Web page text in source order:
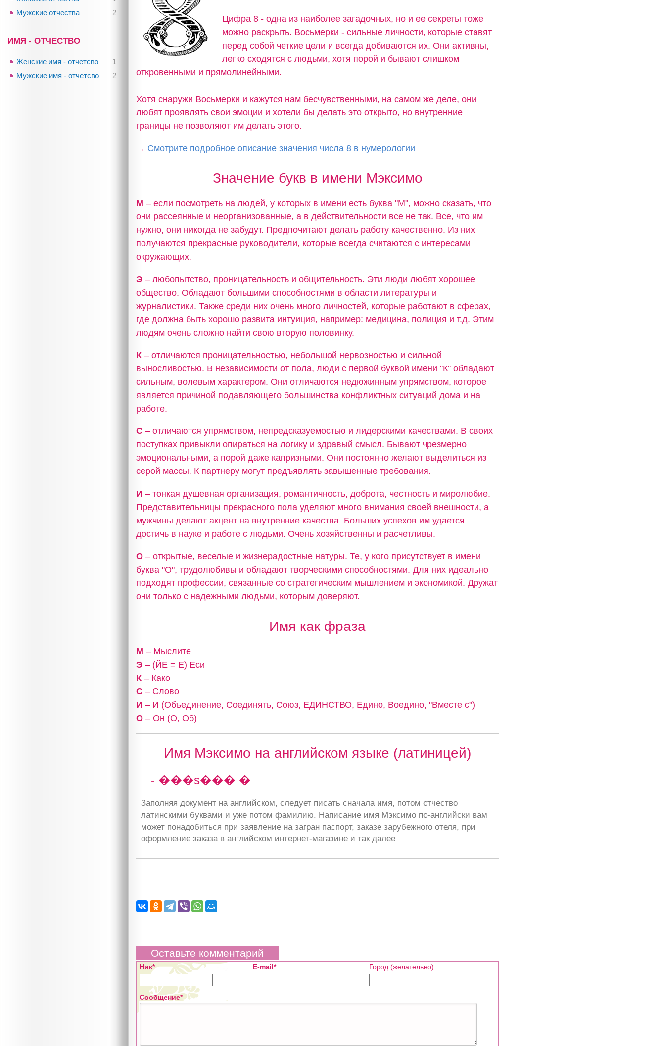
Цифра 8 - одна из наиболее загадочных, но и ее секреты тоже
можно раскрыть. Восьмерки - сильные личности, которые ставят
перед собой четкие цели и всегда добиваются их. Они активны,
легко сходятся с людьми, хотя порой и бывают слишком
откровенными и прямолинейными.
Хотя снаружи Восьмерки и кажутся нам бесчувственными, на самом же деле, они
любят проявлять свои эмоции и хотели бы делать это открыто, но внутренние
границы не позволяют им делать этого.
→ Смотрите подробное описание значения числа 8 в нумерологии
Значение букв в имени Мэксимо
М – если посмотреть на людей, у которых в имени есть буква "М", можно сказать, что
они рассеянные и неорганизованные, а в действительности все не так. Все, что им
нужно, они никогда не забудут. Предпочитают делать работу качественно. Из них
получаются прекрасные руководители, которые всегда считаются с интересами
окружающих.
Э – любопытство, проницательность и общительность. Эти люди любят хорошее
общество. Обладают большими способностями в области литературы и
журналистики. Также среди них очень много личностей, которые работают в сферах,
где должна быть хорошо развита интуиция, например: медицина, полиция и т.д. Этим
людям очень сложно найти свою вторую половинку.
К – отличаются проницательностью, небольшой нервозностью и сильной
выносливостью. В независимости от пола, люди с первой буквой имени "К" обладают
сильным, волевым характером. Они отличаются недюжинным упрямством, которое
является причиной подавляющего большинства конфликтных ситуаций дома и на
работе.
С – отличаются упрямством, непредсказуемостью и лидерскими качествами. В своих
поступках привыкли опираться на логику и здравый смысл. Бывают чрезмерно
эмоциональными, а порой даже капризными. Они постоянно желают выделиться из
серой массы. К партнеру могут предъявлять завышенные требования.
И – тонкая душевная организация, романтичность, доброта, честность и миролюбие.
Представительницы прекрасного пола уделяют много внимания своей внешности, а
мужчины делают акцент на внутренние качества. Больших успехов им удается
достичь в науке и работе с людьми. Очень хозяйственны и расчетливы.
О – открытые, веселые и жизнерадостные натуры. Те, у кого присутствует в имени
буква "О", трудолюбивы и обладают творческими способностями. Для них идеально
подходят профессии, связанные со стратегическим мышлением и экономикой. Дружат
они только с надежными людьми, которым доверяют.
Имя как фраза
М – Мыслите
Э – (ЙЕ = Е) Еси
К – Како
С – Слово
И – И (Объединение, Соединять, Союз, ЕДИНСТВО, Едино, Воедино, "Вместе с")
О – Он (О, Об)
Имя Мэксимо на английском языке (латиницей)
- ���s��� �
Заполняя документ на английском, следует писать сначала имя, потом отчество
латинскими буквами и уже потом фамилию. Написание имя Мэксимо по-английски вам
может понадобиться при заявление на загран паспорт, заказе зарубежного отеля, при
оформление заказа в английском интернет-магазине и так далее
Оставьте комментарий
Ник* E-mail* Город (желательно)
Сообщение*
2
Мужские отчества
ИМЯ - ОТЧЕСТВО
1
Женские имя - отчетсво
2
Мужские имя - отчетсво